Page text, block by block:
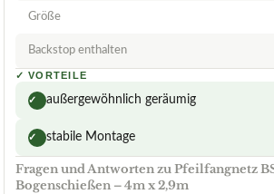
Größe
Backstop enthalten
✓ VORTEILE
✓ außergewöhnlich geräumig
✓ stabile Montage
Fragen und Antworten zu Pfeilfangnetz
Bogenschießen – 4m x 2,9m